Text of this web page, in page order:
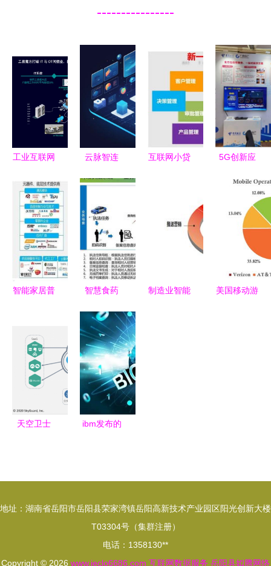
----------------
工业互联网
统设计 以
数据服务重
塑人机协同
新范式
云脉智连
未来脉络
互联网小贷
超180亿的
5G创新应
信广西信产
公司助力数
字经济新生
智能家居普
开辟产业路
径的实践经
验探析
智慧食药
下的餐饮药
品安全新范
式——云威
榜第286期
解读
制造业智能
美国移动游
天空卫士
ibm发布的
地址：湖南省岳阳市岳阳县荣家湾镇岳阳高新技术产业园区阳光创新大楼
T03304号（集群注册）
电话：1358130**
Copyright © 2026 www.jeclo6686.com 互联网数据服务 岳阳县姒腾网络